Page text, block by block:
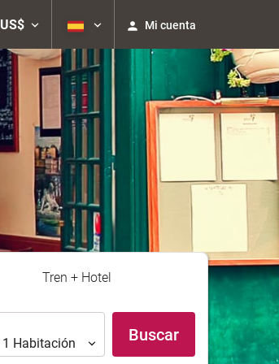
US$ Mi cuenta
Tren + Hotel
1 Habitación Buscar